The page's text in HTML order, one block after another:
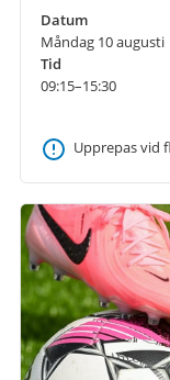
Datum
Måndag 10 augusti
Tid
09:15–15:30
Upprepas vid